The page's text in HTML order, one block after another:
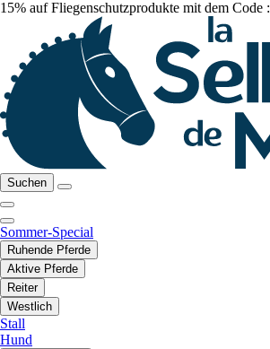
15% auf Fliegenschutzprodukte mit dem Code :
Suchen
Sommer-Special
Ruhende Pferde
Aktive Pferde
Reiter
Westlich
Stall
Hund